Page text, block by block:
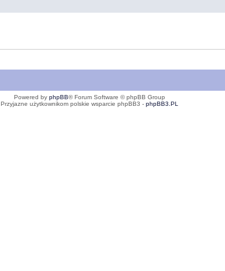
Powered by phpBB® Forum Software © phpBB Group
Przyjazne użytkownikom polskie wsparcie phpBB3 - phpBB3.PL